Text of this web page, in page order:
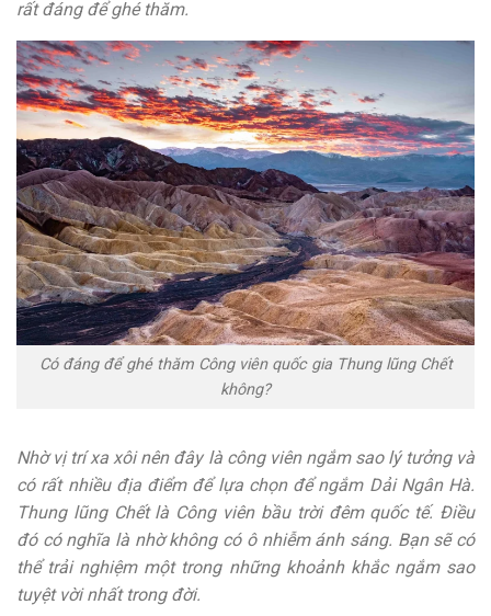
rất đáng để ghé thăm.
Có đáng để ghé thăm Công viên quốc gia Thung lũng Chết
không?
Nhờ vị trí xa xôi nên đây là công viên ngắm sao lý tưởng và
có rất nhiều địa điểm để lựa chọn để ngắm Dải Ngân Hà.
Thung lũng Chết là Công viên bầu trời đêm quốc tế. Điều
đó có nghĩa là nhờ không có ô nhiễm ánh sáng. Bạn sẽ có
thể trải nghiệm một trong những khoảnh khắc ngắm sao
tuyệt vời nhất trong đời.